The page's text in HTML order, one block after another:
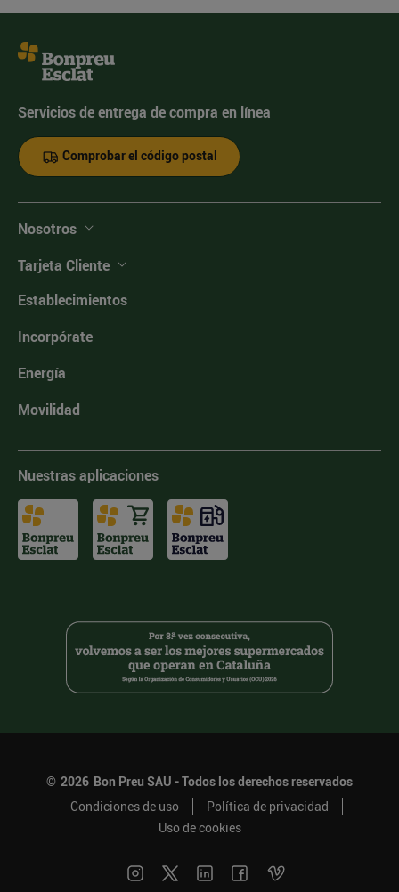
Servicios de entrega de compra en línea
Comprobar el código postal
Nosotros
Tarjeta Cliente
Establecimientos
Incorpórate
Energía
Movilidad
Nuestras aplicaciones
© 2026 Bon Preu SAU - Todos los derechos reservados
Condiciones de uso
Política de privacidad
Uso de cookies